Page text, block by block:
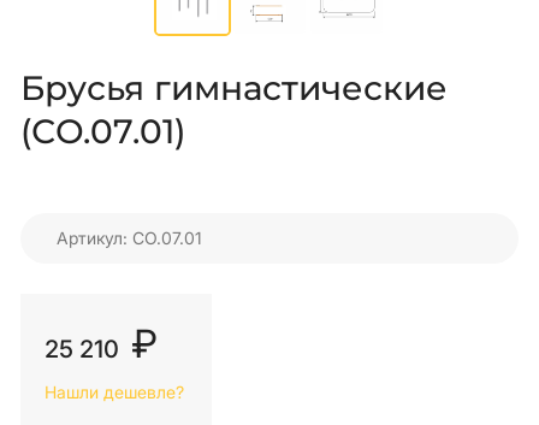
Брусья гимнастические
(СО.07.01)
Артикул: СО.07.01
25 210 ₽
Нашли дешевле?